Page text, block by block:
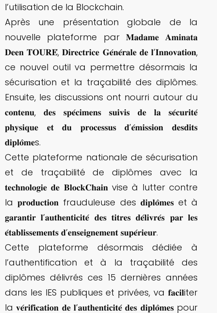
l’utilisation de la Blockchain.
Après une présentation globale de la
nouvelle plateforme par 𝐌𝐚𝐝𝐚𝐦𝐞 𝐀𝐦𝐢𝐧𝐚𝐭𝐚
𝐃𝐞𝐞𝐧 𝐓𝐎𝐔𝐑𝐄́, 𝐃𝐢𝐫𝐞𝐜𝐭𝐫𝐢𝐜𝐞 𝐆𝐞́𝐧𝐞́𝐫𝐚𝐥𝐞 𝐝𝐞 𝐥’𝐈𝐧𝐧𝐨𝐯𝐚𝐭𝐢𝐨𝐧,
ce nouvel outil va permettre désormais la
sécurisation et la traçabilité des diplômes.
Ensuite, les discussions ont nourri autour du
𝐜𝐨𝐧𝐭𝐞𝐧𝐮, 𝐝𝐞𝐬 𝐬𝐩𝐞́𝐜𝐢𝐦𝐞𝐧𝐬 𝐬𝐮𝐢𝐯𝐢𝐬 𝐝𝐞 𝐥𝐚 𝐬𝐞́𝐜𝐮𝐫𝐢𝐭𝐞́
𝐩𝐡𝐲𝐬𝐢𝐪𝐮𝐞 𝐞𝐭 𝐝𝐮 𝐩𝐫𝐨𝐜𝐞𝐬𝐬𝐮𝐬 𝐝’𝐞́𝐦𝐢𝐬𝐬𝐢𝐨𝐧 𝐝𝐞𝐬𝐝𝐢𝐭𝐬
𝐝𝐢𝐩𝐥𝐨̂𝐦𝐞s.
Cette plateforme nationale de sécurisation
et de traçabilité de diplômes avec la
𝐭𝐞𝐜𝐡𝐧𝐨𝐥𝐨𝐠𝐢𝐞 𝐝𝐞 𝐁𝐥𝐨𝐜𝐤𝐂𝐡𝐚𝐢𝐧 vise à lutter contre
la 𝐩𝐫𝐨𝐝𝐮𝐜𝐭𝐢𝐨𝐧 frauduleuse des 𝐝𝐢𝐩𝐥𝐨̂𝐦𝐞𝐬 et à
𝐠𝐚𝐫𝐚𝐧𝐭𝐢𝐫 𝐥’𝐚𝐮𝐭𝐡𝐞𝐧𝐭𝐢𝐜𝐢𝐭𝐞́ 𝐝𝐞𝐬 𝐭𝐢𝐭𝐫𝐞𝐬 𝐝𝐞́𝐥𝐢𝐯𝐫𝐞́𝐬 𝐩𝐚𝐫 𝐥𝐞𝐬
𝐞́𝐭𝐚𝐛𝐥𝐢𝐬𝐬𝐞𝐦𝐞𝐧𝐭𝐬 𝐝’𝐞𝐧𝐬𝐞𝐢𝐠𝐧𝐞𝐦𝐞𝐧𝐭 𝐬𝐮𝐩𝐞́𝐫𝐢𝐞𝐮𝐫.
Cette plateforme désormais dédiée à
l’authentification et à la traçabilité des
diplômes délivrés ces 15 dernières années
dans les IES publiques et privées, va 𝐟𝐚𝐜𝐢𝐥iter
la 𝐯𝐞́𝐫𝐢𝐟𝐢𝐜𝐚𝐭𝐢𝐨𝐧 𝐝𝐞 𝐥’𝐚𝐮𝐭𝐡𝐞𝐧𝐭𝐢𝐜𝐢𝐭𝐞́ 𝐝𝐞𝐬 𝐝𝐢𝐩𝐥𝐨̂𝐦𝐞𝐬 pour